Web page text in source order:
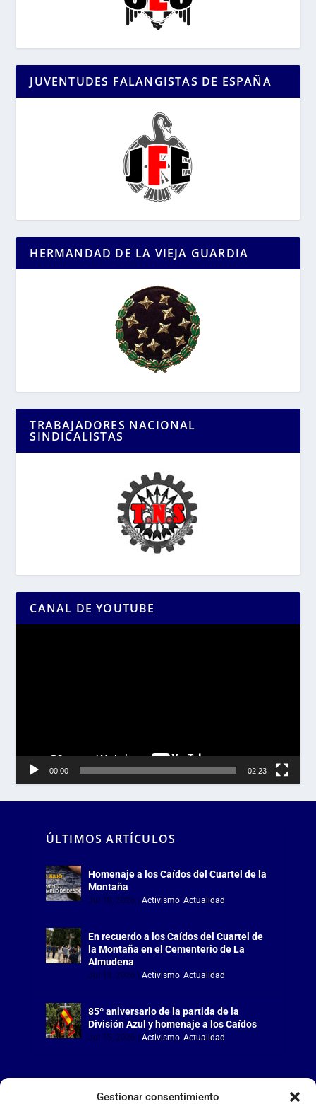
Gestionar consentimiento
JUVENTUDES FALANGISTAS DE ESPAÑA
HERMANDAD DE LA VIEJA GUARDIA
TRABAJADORES NACIONAL
SINDICALISTAS
CANAL DE YOUTUBE
00:00 02:23
ÚLTIMOS ARTÍCULOS
Homenaje a los Caídos del Cuartel de la
Montaña
Jul 18, 2026 Activismo, Actualidad
En recuerdo a los Caídos del Cuartel de
la Montaña en el Cementerio de La
Almudena
Jul 18, 2026 Activismo, Actualidad
85º aniversario de la partida de la
División Azul y homenaje a los Caídos
Jul 15, 2026 Activismo, Actualidad